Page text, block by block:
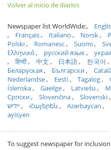
Volver al inicio de diarios
Newspaper list WorldWide:
Français
Italiano Norsk
Polski
Romanesc Suomi
Ελληνικά
русский язык
हिन्दी
中文 日本語 한국어
Беларуская
Български
Nederlandse
Eesti Tagalog
Íslenska
Gaeilge Latviešu
Српски
Slovenčina Slovenski
ייִדיש
Հայերեն Azərbaycan
ayisyen
To suggest newspaper for